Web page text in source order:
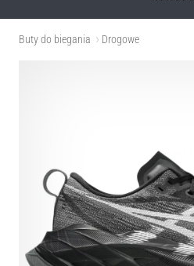
Buty do biegania Drogowe